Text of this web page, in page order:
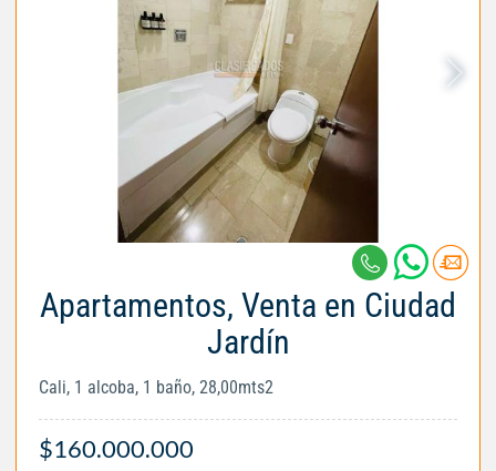
Apartamentos, Venta en Ciudad
Jardín
Cali, 1 alcoba, 1 baño, 28,00mts2
$160.000.000